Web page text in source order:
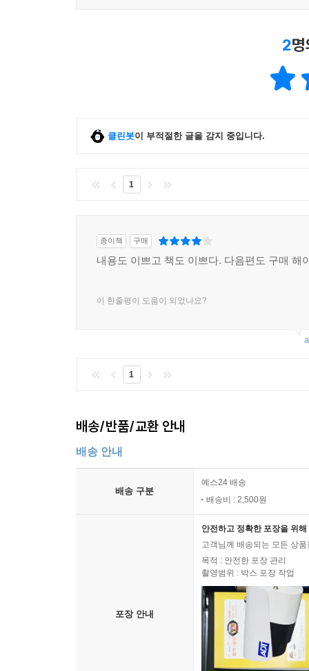
2
클린봇이 부적절한 글을 감지 중입니다.
1
종이책 구매
내용도 이쁘고 책도 이쁘다. 다음편도 구매 해
이 한줄평이 도움이 되었나요?
1
배송/반품/교환 안내
배송 안내
배송 구분
예스24 배송
배송비 : 2,500원
포장 안내
안전하고 정확한 포장을 위
고객님께 배송되는 모든 상
목적 : 안전한 포장 관리
촬영범위 : 박스 포장 작업